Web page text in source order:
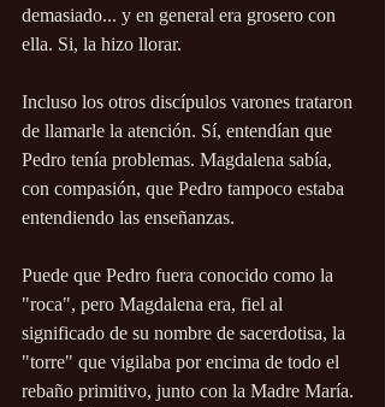
demasiado... y en general era grosero con
ella. Si, la hizo llorar.
Incluso los otros discípulos varones trataron
de llamarle la atención. Sí, entendían que
Pedro tenía problemas. Magdalena sabía,
con compasión, que Pedro tampoco estaba
entendiendo las enseñanzas.
Puede que Pedro fuera conocido como la
"roca", pero Magdalena era, fiel al
significado de su nombre de sacerdotisa, la
"torre" que vigilaba por encima de todo el
rebaño primitivo, junto con la Madre María.